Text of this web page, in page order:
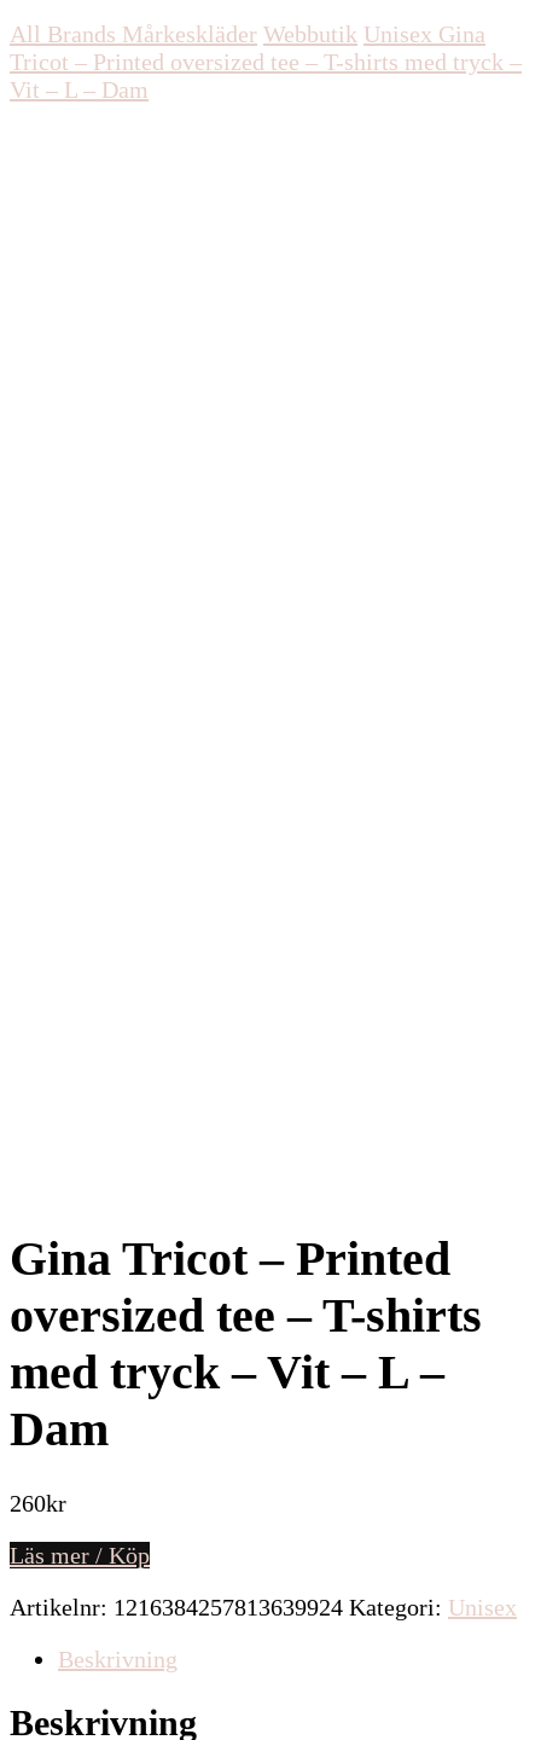
All Brands Mårkeskläder Webbutik Unisex Gina
Tricot – Printed oversized tee – T-shirts med tryck –
Vit – L – Dam
Gina Tricot – Printed
oversized tee – T-shirts
med tryck – Vit – L –
Dam
260kr
Läs mer / Köp
Artikelnr: 1216384257813639924 Kategori: Unisex
Beskrivning
Beskrivning